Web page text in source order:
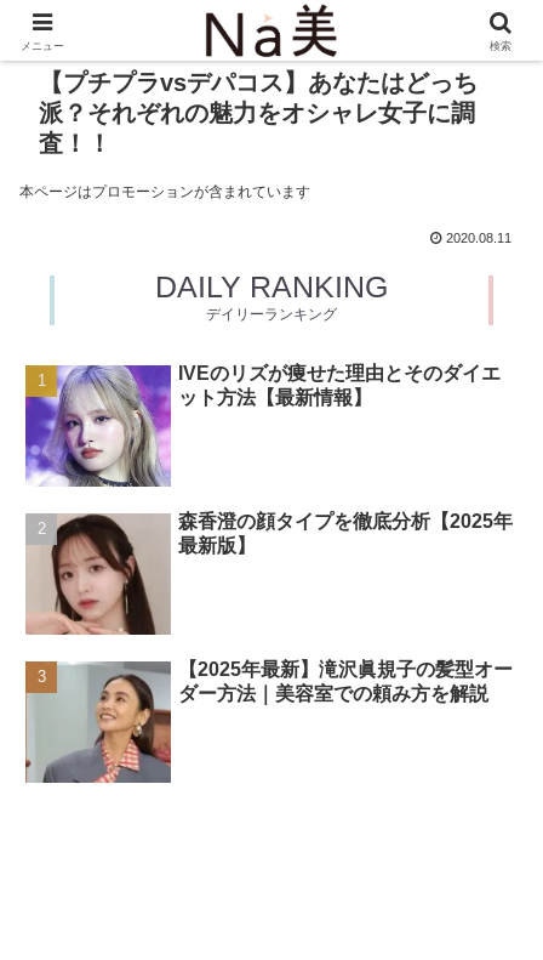
【プチプラvsデパコス】あなたはどっち
派？それぞれの魅力をオシャレ女子に調
査！！
本ページはプロモーションが含まれています
2020.08.11
DAILY RANKING
デイリーランキング
IVEのリズが痩せた理由とそのダイエ
ット方法【最新情報】
森香澄の顔タイプを徹底分析【2025年
最新版】
【2025年最新】滝沢眞規子の髪型オー
ダー方法｜美容室での頼み方を解説
メニュー 検索